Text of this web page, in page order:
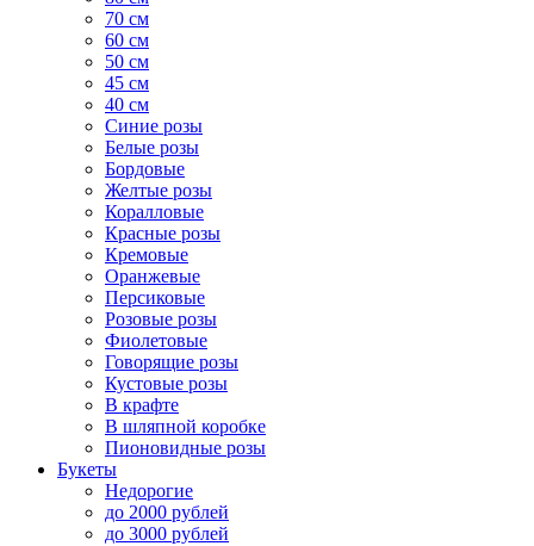
70 см
60 см
50 см
45 см
40 см
Cиние розы
Белые розы
Бордовые
Желтые розы
Коралловые
Красные розы
Кремовые
Оранжевые
Персиковые
Розовые розы
Фиолетовые
Говорящие розы
Кустовые розы
В крафте
В шляпной коробке
Пионовидные розы
Букеты
Недорогие
до 2000 рублей
до 3000 рублей